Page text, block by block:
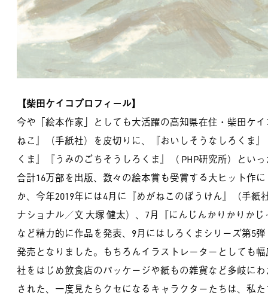
【柴田ケイコプロフィール】
今や「絵本作家」としても大活躍の高知県在住・柴田ケ
ねこ』（手紙社）を皮切りに、『おいしそうなしろくま
くま』『うみのごちそうしろくま』（ PHP研究所）とい
合計16万部を出版、数々の絵本賞も受賞する大ヒット作
か、今年2019年には4月に『めがねこのぼうけん』（手紙
ナショナル／文 大塚 健太）、7月『にんじんかりかりか
など精力的に作品を発表、9月にはしろくまシリーズ第5
発売となりました。もちろんイラストレーターとしても
社をはじめ飲食店のパッケージや紙もの雑貨など多岐に
された、一度見たらクセになるキャラクターたちは、私